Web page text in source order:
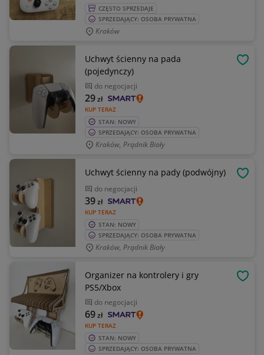
CZĘSTO SPRZEDAJE
SPRZEDAJĄCY: OSOBA PRYWATNA
Kraków
Uchwyt ścienny na pada
(pojedynczy)
do negocjacji
KUP TERAZ
29zł
STAN: NOWY
SPRZEDAJĄCY: OSOBA PRYWATNA
Kraków, Prądnik Biały
Uchwyt ścienny na pady (podwójny)
do negocjacji
KUP TERAZ
39zł
STAN: NOWY
SPRZEDAJĄCY: OSOBA PRYWATNA
Kraków, Prądnik Biały
Organizer na kontrolery i gry
PS5/Xbox
do negocjacji
KUP TERAZ
69zł
STAN: NOWY
SPRZEDAJĄCY: OSOBA PRYWATNA